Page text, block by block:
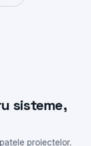
sisteme,
proiectelor.